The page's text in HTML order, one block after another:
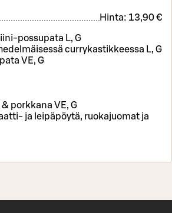
Hinta: 13,90 €
possupata L, G
currykastikkeessa L, G
VE, G
porkkana VE, G
ja leipäpöytä, ruokajuomat ja